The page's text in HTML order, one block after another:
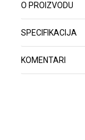
O PROIZVODU
SPECIFIKACIJA
KOMENTARI